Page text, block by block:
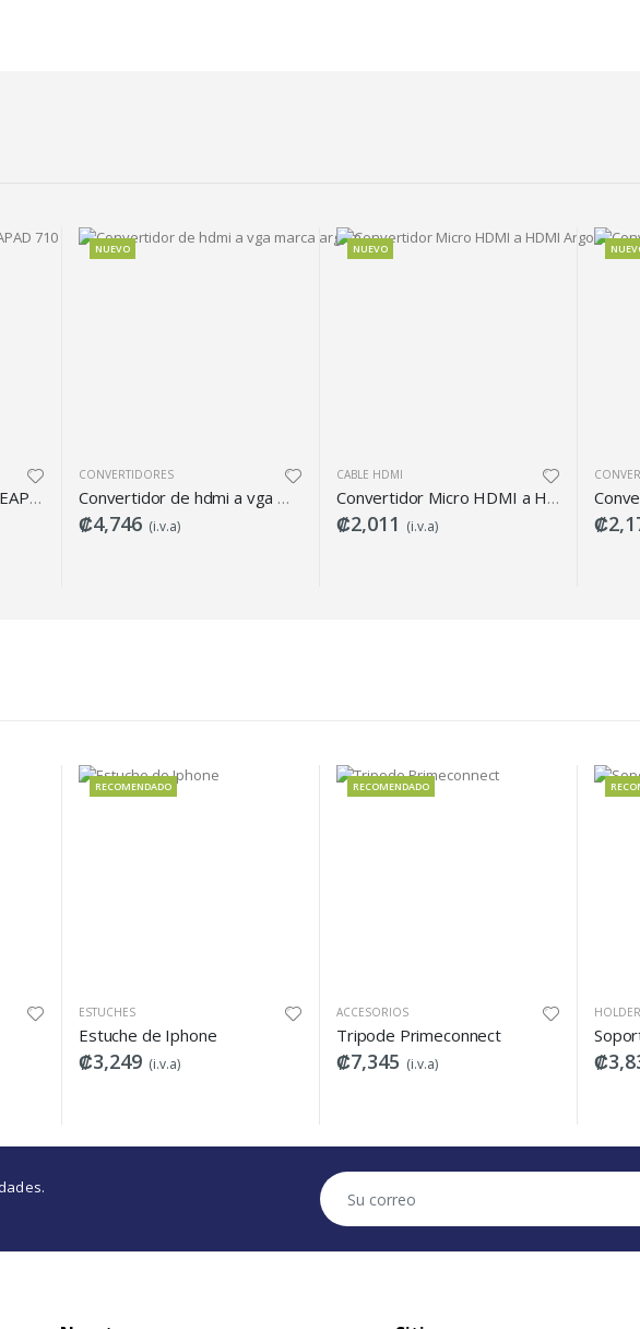
Convertidor de hdmi a vga marca argom Convertidor Micro HDMI a HDMI Argom
RECOMENDADO
ESTUCHES
Estuche de Iphone
(i.v.a)
RECOMENDADO
ACCESORIOS
Tripode Primeconnect
(i.v.a)
RECOMENDADO
HOLDER PARA CARRO
(i.v.a)